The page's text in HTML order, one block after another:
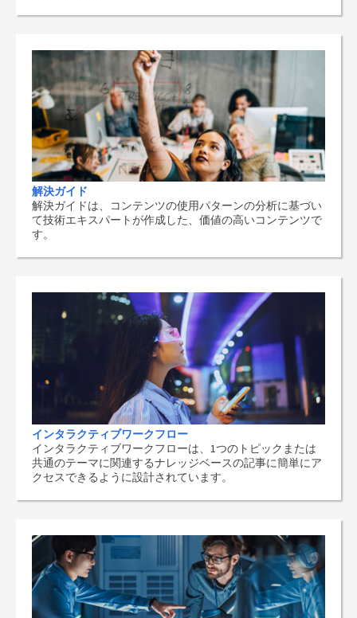
解決ガイド
解決ガイドは、コンテンツの使用パターンの分析に基づい
て技術エキスパートが作成した、価値の高いコンテンツで
す。
インタラクティブワークフロー
インタラクティブワークフローは、1つのトピックまたは
共通のテーマに関連するナレッジベースの記事に簡単にア
クセスできるように設計されています。